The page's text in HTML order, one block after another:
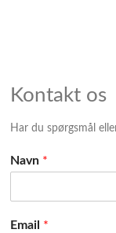
Kontakt os
Har du spørgsmål
Navn *
Email *